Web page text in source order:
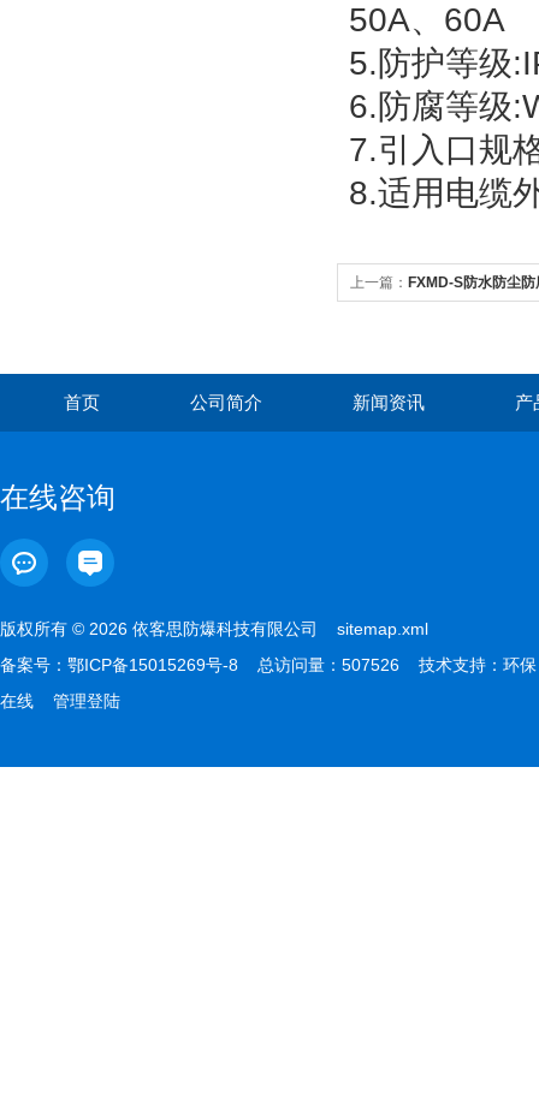
50A、60A
5.防护等级
6.防腐等级
7.引入口规
8.适用电缆
上一篇： FXMD-S防水防尘
首页 公司简介 新闻资讯 产
在线咨询
版权所有 © 2026 依客思防爆科技有限公司 sitemap.xml
备案号： 鄂ICP备15015269号-8 总访问量：507526 技术支持： 环保
在线
管理登陆